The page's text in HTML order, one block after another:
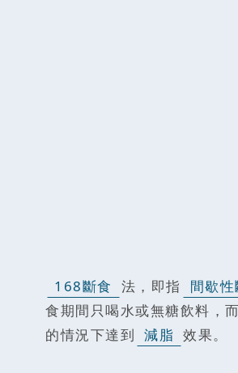
168斷食 法，即指 間歇性
食期間只喝水或無糖飲料，
的情況下達到 減脂 效果。